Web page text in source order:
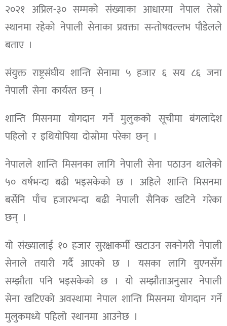
२०२१ अप्रिल-३० सम्मको संख्याका आधारमा नेपाल तेस्रो
स्थानमा रहेको नेपाली सेनाका प्रवक्ता सन्तोषवल्लभ पौडेलले
बताए ।
संयुक्त राष्ट्रसंघीय शान्ति सेनामा ५ हजार ६ सय ८६ जना
नेपाली सेना कार्यरत छन् ।
शान्ति मिसनमा योगदान गर्ने मुलुकको सूचीमा बंगलादेश
पहिलो र इथियोपिया दोस्रोमा परेका छन् ।
नेपालले शान्ति मिसनका लागि नेपाली सेना पठाउन थालेको
५० वर्षभन्दा बढी भइसकेको छ । अहिले शान्ति मिसनमा
बर्सेनि पाँच हजारभन्दा बढी नेपाली सैनिक खटिने गरेका
छन् ।
यो संख्यालाई १० हजार सुरक्षाकर्मी खटाउन सक्नेगरी नेपाली
सेनाले तयारी गर्दै आएको छ । यसका लागि युएनसँग
सम्झौता पनि भइसकेको छ । यो सम्झौताअनुसार नेपाली
सेना खटिएको अवस्थामा नेपाल शान्ति मिसनमा योगदान गर्ने
मुलुकमध्ये पहिलो स्थानमा आउनेछ ।